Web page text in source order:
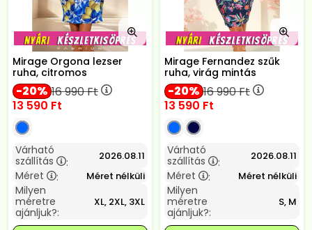
Mirage Orgona lezser
ruha, citromos
20 16 990Ft
13 590 Ft
Várható
szállítás
: 2026.08.11
Méret : Méret nélküli
Milyen
méretre
ajánljuk?:
XL, 2XL, 3XL
Mirage Fernandez szűk
ruha, virág mintás
20 16 990Ft
13 590 Ft
Várható
szállítás
: 2026.08.11
Méret : Méret nélküli
Milyen
méretre
ajánljuk?:
S, M